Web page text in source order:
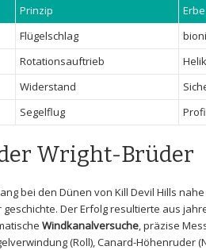
Prinzip
Erbe
Flügelschlag
Rotationsauftrieb
Widerstand
Segelflug
Wright-Brüder
bei den Dünen von Kill Devil Hills​
Der Erfolg resultierte aus
Windkanalversuche, präzise
(Roll), Canard-Höhenruder